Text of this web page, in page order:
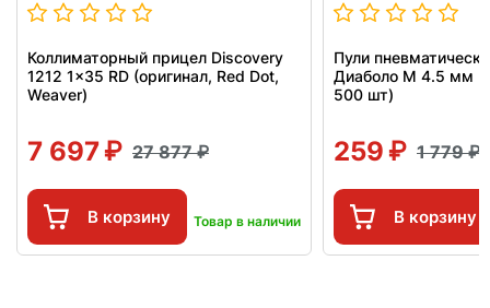
Коллиматорный прицел Discovery
1212 1x35 RD (оригинал, Red Dot,
Weaver)
7 697 27 877
В корзину Товар в наличии
Пули
Диаболо М 4.5 мм
500 шт)
259 1 779
В корзину